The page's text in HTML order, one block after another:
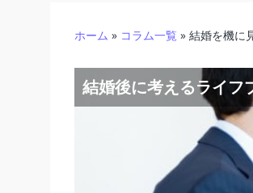
ホーム » コラム一覧 » 結婚を機に
結婚後に考えるライフ